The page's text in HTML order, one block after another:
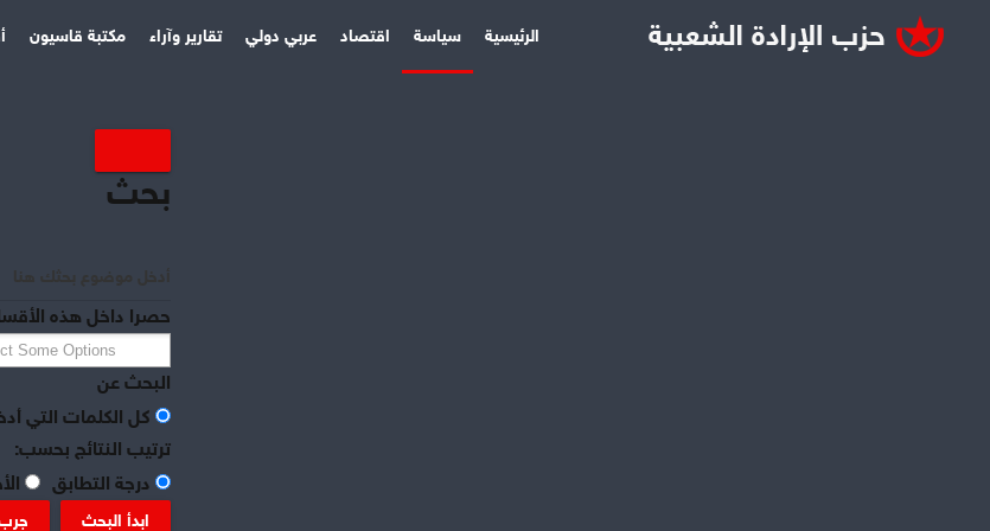
الرئيسية سياسة اقتصاد عربي دولي تقارير وآراء مكتبة قاسيون
بحث
حصرا داخل هذه
البحث عن
كل الكلمات التي
ترتيب النتائج بحسب:
درجة التطابق
ابدأ البحث